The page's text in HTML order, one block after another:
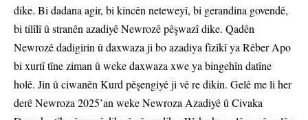
dike. Bi dadana agir, bi kincên neteweyî, bi gerandina govendê,
bi tilîlî û stranên azadiyê Newrozê pêşwazî dike. Qadên
Newrozê dadigirin û daxwaza ji bo azadiya fîzîkî ya Rêber Apo
bi xurtî tîne ziman û weke daxwaza xwe ya bingehîn datîne
holê. Jin û ciwanên Kurd pêşengiyê ji vê re dikin. Gelê me li her
derê Newroza 2025’an weke Newroza Azadiyê û Civaka